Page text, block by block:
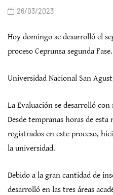
26/03/2023
Hoy domingo se desarrolló el
proceso Ceprunsa segunda Fase.
Universidad Nacional San
La Evaluación se desarrolló
Desde tempranas horas de
registrados en este proceso,
la universidad.
Debido a la gran cantidad de
desarrolló en las tres áreas